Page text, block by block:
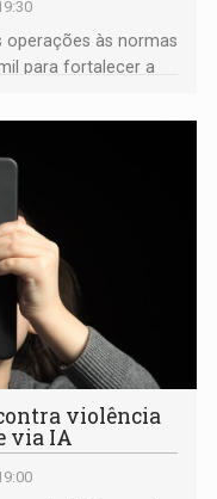
operações às normas
para fortalecer a
violência
via IA